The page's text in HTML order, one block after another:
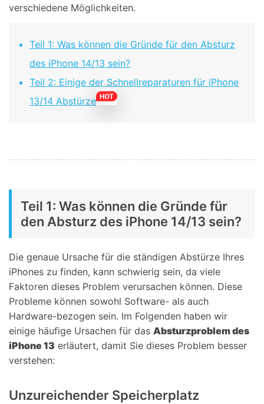
verschiedene Möglichkeiten.
Teil 1: Was können die Gründe für den Absturz
des iPhone 14/13 sein?
Teil 2: Einige der Schnellreparaturen für iPhone
13/14 Abstürze
Teil 1: Was können die Gründe für
den Absturz des iPhone 14/13 sein?
Die genaue Ursache für die ständigen Abstürze Ihres
iPhones zu finden, kann schwierig sein, da viele
Faktoren dieses Problem verursachen können. Diese
Probleme können sowohl Software- als auch
Hardware-bezogen sein. Im Folgenden haben wir
einige häufige Ursachen für das Absturzproblem des
iPhone 13 erläutert, damit Sie dieses Problem besser
verstehen:
Unzureichender Speicherplatz